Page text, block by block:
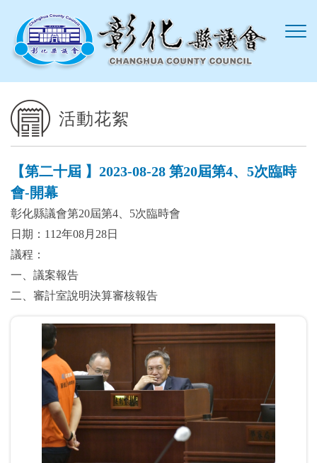
活動花絮
【第二十屆 】2023-08-28 第20屆第4、5次臨時
會-開幕
彰化縣議會第20屆第4、5次臨時會
日期：112年08月28日
議程：
一、議案報告
二、審計室說明決算審核報告